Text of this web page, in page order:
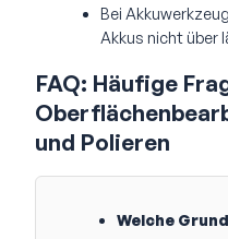
Bei
Akkus nicht über
FAQ: Häufige
und Polieren
Welche